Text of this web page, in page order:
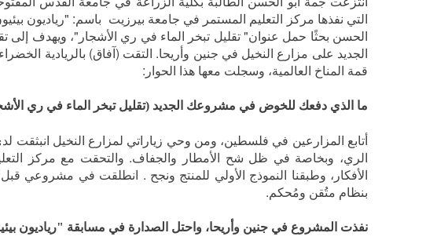
التي نفذها مركز التعليم المستمر في جامعة بيرزيت باسم: "رياديون
الحسن بحثًا حمل عنوان" تقليل تبخر الماء في ري الأشجار"، ويهدف إلى
الجديد على مزارع النخيل في جنين وأريحا. التقت (آفاق) بالريادية
قمة المناخ العالمية، وسجلت معها هذا الحوار:
ما الذي دفعك للخوض في مشروعك الجديد (تقليل تبخر الماء في ري
أتابع المزارعين في فلسطين، ومن وحي زياراتي لمزارع النخيل انبثقت
الري، وبخاصة في ظل شح الأمطار والجفاف. والتحقت مع مركز
بنظام متُقن ومُحكم.
نفذت المشروع في جنين وأريحا، واحتل الصدارة في مسابقة "رياديون